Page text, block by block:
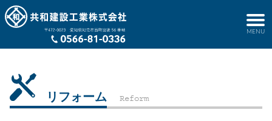
リフォーム Reform